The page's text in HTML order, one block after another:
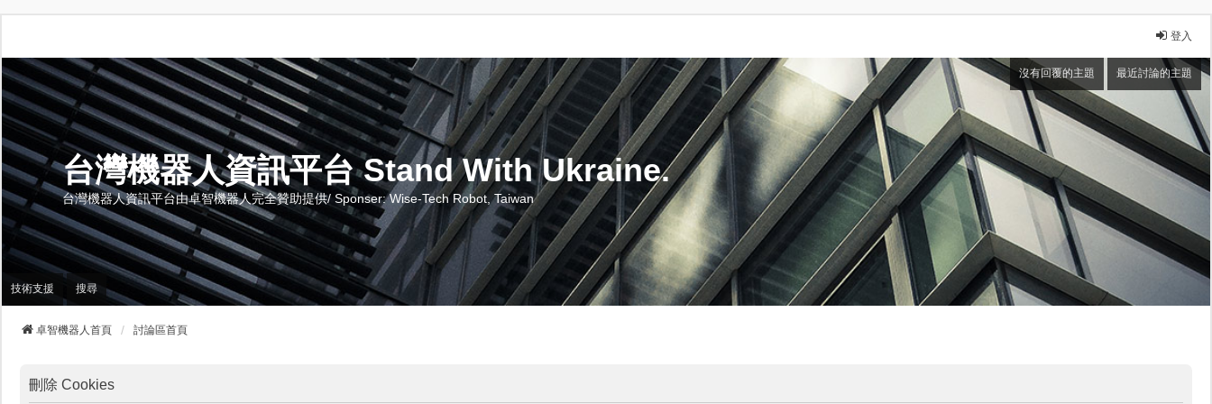
登入
沒有回覆的主題 最近討論的主題
台灣機器人資訊平台 Stand With Ukraine.
台灣機器人資訊平台由卓智機器人完全贊助提供/ Sponser: Wise-Tech Robot, Taiwan
技術支援 搜尋
卓智機器人首頁 討論區首頁
刪除 Cookies